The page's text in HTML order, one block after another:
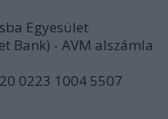
Egyesület
Bank) - AVM alszámla
0223 1004 5507